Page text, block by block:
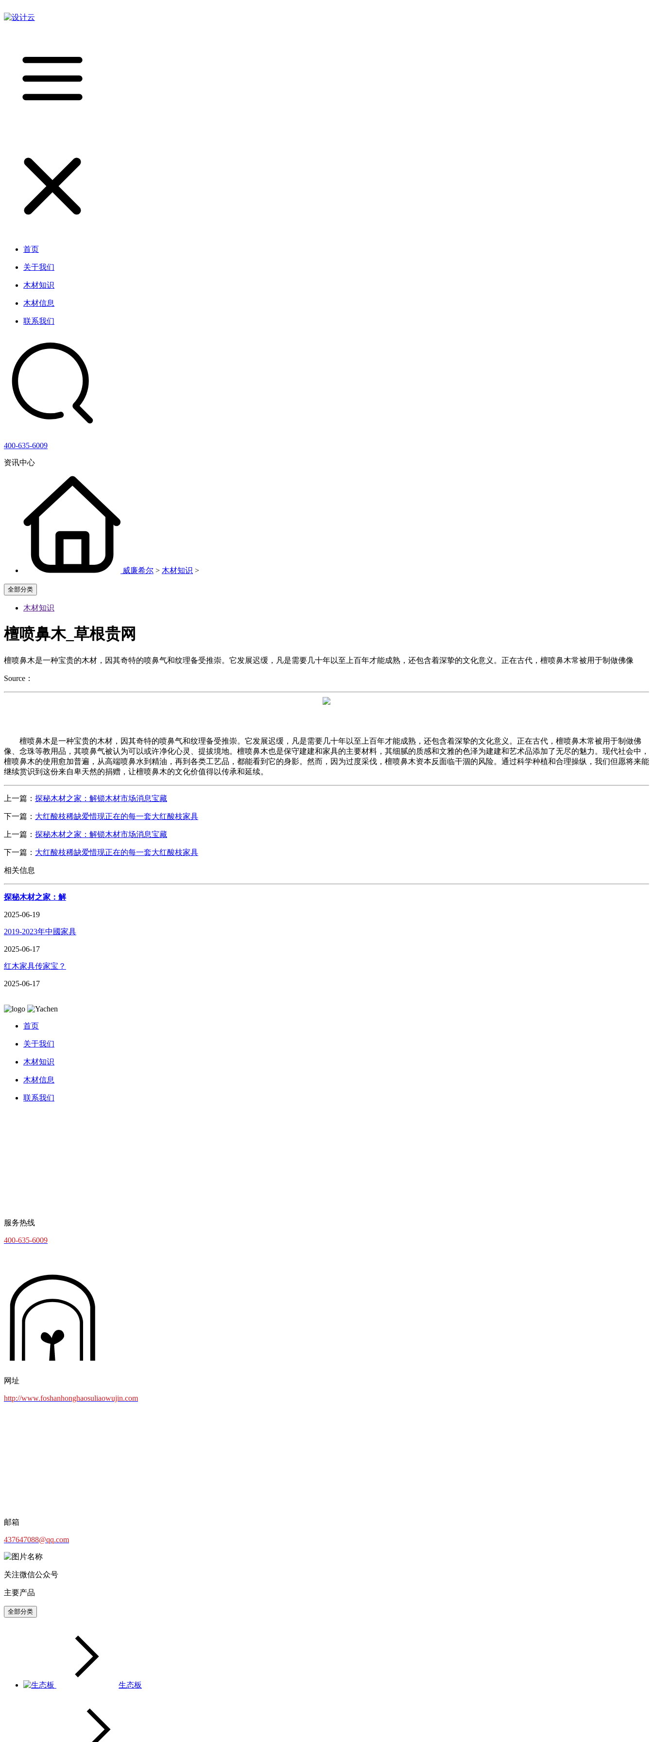
首页
关于我们
木材知识
木材信息
联系我们
400-635-6009
资讯中心
威廉希尔 > 木材知识 >
全部分类
木材知识
檀喷鼻木_草根贵网
檀喷鼻木是一种宝贵的木材，因其奇特的喷鼻气和纹理备受推崇。它发展迟缓，凡是需要几十年以至上百年才能成熟，还包含着深挚的文化意义。正在古代，檀喷鼻木常被用于制做佛像
Source：
檀喷鼻木是一种宝贵的木材，因其奇特的喷鼻气和纹理备受推崇。它发展迟缓，凡是需要几十年以至上百年才能成熟，还包含着深挚的文化意义。正在古代，檀喷鼻木常被用于制做佛
像、念珠等教用品，其喷鼻气被认为可以或许净化心灵、提拔境地。檀喷鼻木也是保守建建和家具的主要材料，其细腻的质感和文雅的色泽为建建和艺术品添加了无尽的魅力。现代社会中，
檀喷鼻木的使用愈加普遍，从高端喷鼻水到精油，再到各类工艺品，都能看到它的身影。然而，因为过度采伐，檀喷鼻木资本反面临干涸的风险。通过科学种植和合理操纵，我们但愿将来能
继续赏识到这份来自卑天然的捐赠，让檀喷鼻木的文化价值得以传承和延续。
上一篇： 探秘木材之家：解锁木材市场消息宝藏
下一篇： 大红酸枝稀缺爱惜现正在的每一套大红酸枝家具
上一篇： 探秘木材之家：解锁木材市场消息宝藏
下一篇： 大红酸枝稀缺爱惜现正在的每一套大红酸枝家具
相关信息
探秘木材之家：解
2025-06-19
2019-2023年中國家具
2025-06-17
红木家具传家宝？
2025-06-17
首页
关于我们
木材知识
木材信息
联系我们
服务热线
400-635-6009
网址
http://www.foshanhonghaosuliaowujin.com
邮箱
437647088@qq.com
关注微信公众号
主要产品
全部分类
生态板